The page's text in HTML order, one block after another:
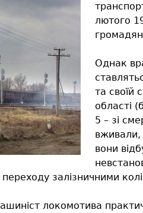
лютого
громадян
Однак
та своїй
області
5 – зі
вживали,
вони
залізничними
локомотива